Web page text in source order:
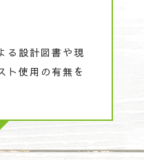
る設計図書や現
ト使用の有無を